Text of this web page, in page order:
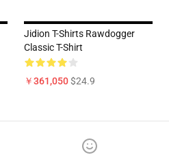
Jidion T-Shirts Rawdogger
Classic T-Shirt
￥361,050$24.9